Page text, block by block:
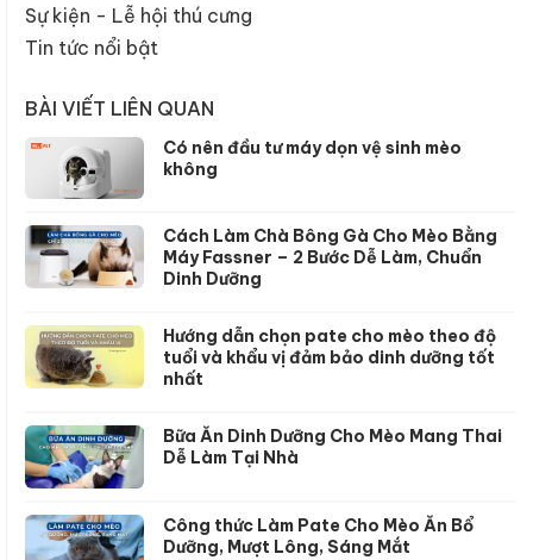
Sự kiện - Lễ hội thú cưng
Tin tức nổi bật
BÀI VIẾT LIÊN QUAN
Có nên đầu tư máy dọn vệ sinh mèo
không
Cách Làm Chà Bông Gà Cho Mèo Bằng
Máy Fassner – 2 Bước Dễ Làm, Chuẩn
Dinh Dưỡng
Hướng dẫn chọn pate cho mèo theo độ
tuổi và khẩu vị đảm bảo dinh dưỡng tốt
nhất
Bữa Ăn Dinh Dưỡng Cho Mèo Mang Thai
Dễ Làm Tại Nhà
Công thức Làm Pate Cho Mèo Ăn Bổ
Dưỡng, Mượt Lông, Sáng Mắt